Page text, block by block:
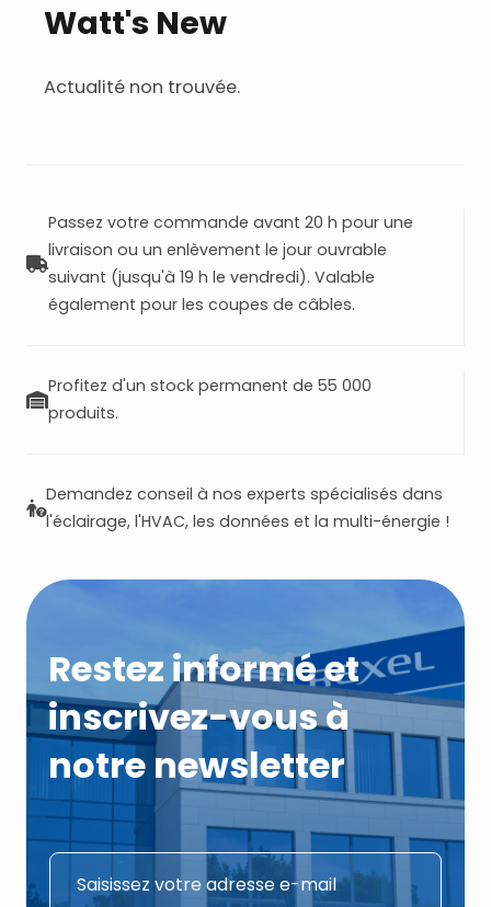
Watt's New
Actualité non trouvée.
Passez votre commande avant 20 h pour une
livraison ou un enlèvement le jour ouvrable
suivant (jusqu'à 19 h le vendredi). Valable
également pour les coupes de câbles.
Profitez d'un stock permanent de 55 000
produits.
Demandez conseil à nos experts spécialisés dans
l'éclairage, l'HVAC, les données et la multi-énergie !
Restez informé et
inscrivez-vous à
notre newsletter
E
E